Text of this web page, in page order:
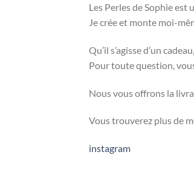
Les Perles de Sophie est
Je crée et monte moi-
Qu’il s’agisse d’un
Pour toute question,
Nous vous offrons la
Vous trouverez plus de
instagram